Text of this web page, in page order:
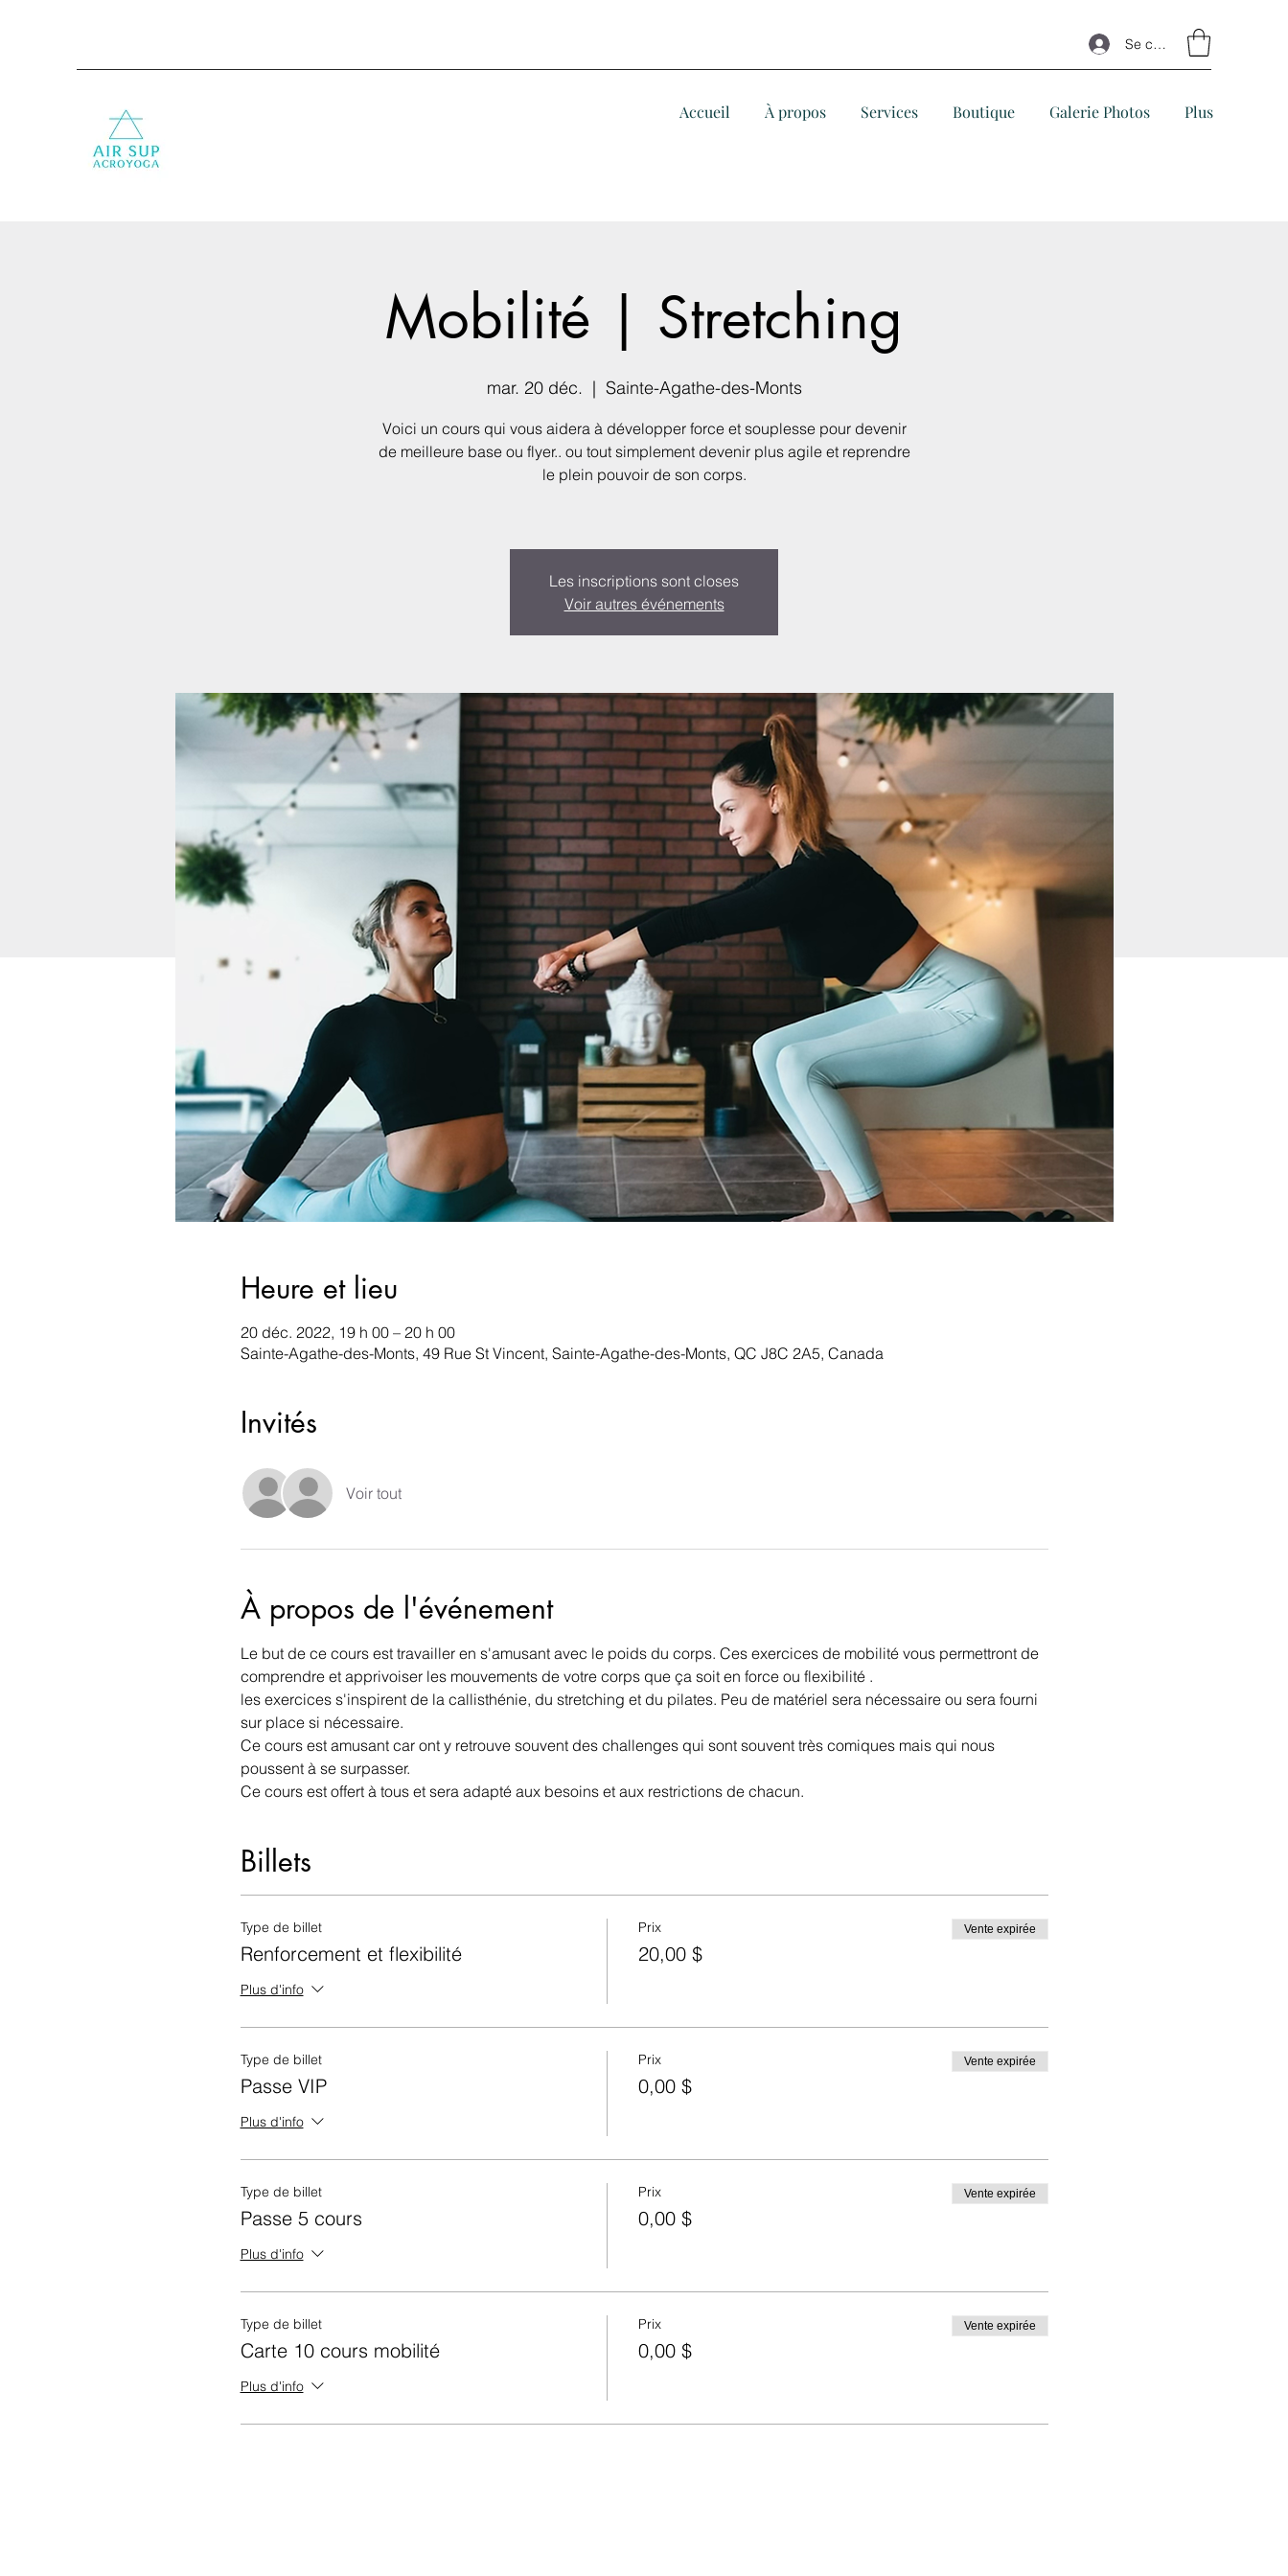
Se connecter
Accueil À propos Services Boutique Galerie Photos Plus
Mobilité | Stretching
mar. 20 déc.
  |
Sainte-Agathe-des-Monts
Voici un cours qui vous aidera à développer force et souplesse pour devenir
de meilleure base ou flyer.. ou tout simplement devenir plus agile et reprendre
le plein pouvoir de son corps.
Les inscriptions sont closes
Voir autres événements
Heure et lieu
20 déc. 2022, 19 h 00 – 20 h 00
Sainte-Agathe-des-Monts, 49 Rue St Vincent, Sainte-Agathe-des-Monts, QC J8C 2A5, Canada
Invités
Voir tout
À propos de l'événement
Le but de ce cours est travailler en s'amusant avec le poids du corps. Ces exercices de mobilité vous permettront de
comprendre et apprivoiser les mouvements de votre corps que ça soit en force ou flexibilité .
les exercices s'inspirent de la callisthénie, du stretching et du pilates. Peu de matériel sera nécessaire ou sera fourni
sur place si nécessaire.
Ce cours est amusant car ont y retrouve souvent des challenges qui sont souvent très comiques mais qui nous
poussent à se surpasser.
Ce cours est offert à tous et sera adapté aux besoins et aux restrictions de chacun.
Billets
Type de billet
Renforcement et flexibilité
Plus d'info
Prix
20,00 $
Vente expirée
Type de billet
Passe VIP
Plus d'info
Prix
0,00 $
Vente expirée
Type de billet
Passe 5 cours
Plus d'info
Prix
0,00 $
Vente expirée
Type de billet
Carte 10 cours mobilité
Plus d'info
Prix
0,00 $
Vente expirée